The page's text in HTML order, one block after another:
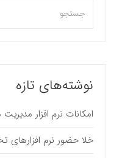
نوشته‌های تازه
امکانات نرم افزار
خلا حضور نرم